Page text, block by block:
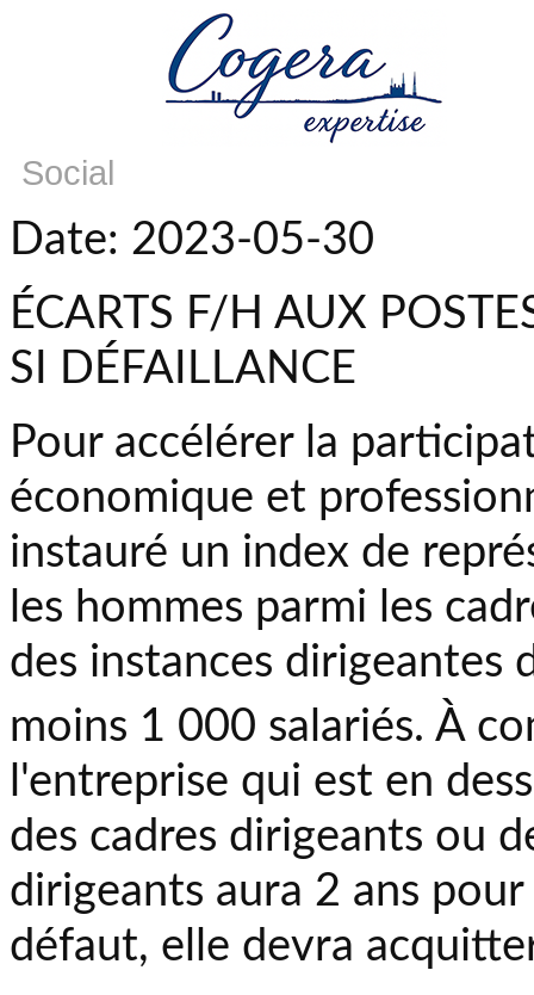
Social
Date: 2023-05-30
ÉCARTS F/H AUX
SI DÉFAILLANCE
Pour accélérer la
économique et
instauré un index de
les hommes parmi les
des instances dirigeantes
moins 1 000 salariés. À
l'entreprise qui est en
des cadres dirigeants ou
dirigeants aura 2 ans
défaut, elle devra